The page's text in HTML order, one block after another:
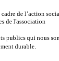
de l’action
l'association
publics qui nous
durable.